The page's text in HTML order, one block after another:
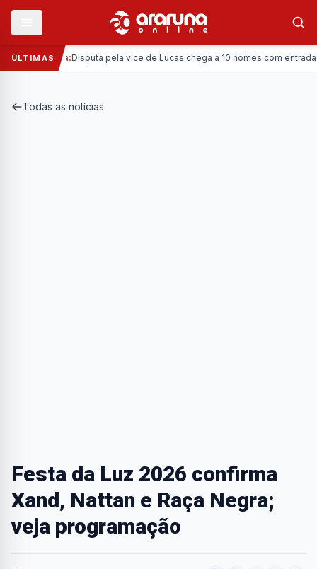
ÚLTIMAS
Política: Disputa pela vice de Lucas chega a 10 nomes com entrada
Todas as notícias
Festa da Luz 2026 confirma
Xand, Nattan e Raça Negra;
veja programação